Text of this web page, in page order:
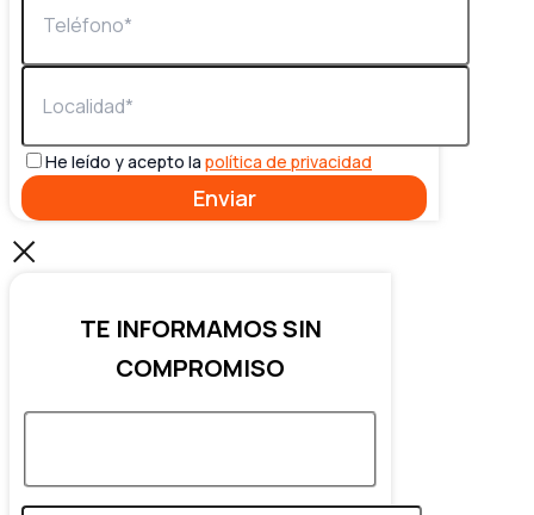
He leído y acepto la política de privacidad
TE INFORMAMOS SIN
COMPROMISO